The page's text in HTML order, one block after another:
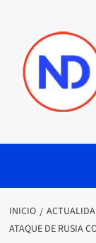
INICIO
ATAQUE DE RUSIA